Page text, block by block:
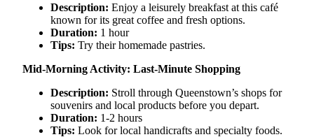
Description: Enjoy a leisurely breakfast at this café
known for its great coffee and fresh options.
Duration: 1 hour
Tips: Try their homemade pastries.
Mid-Morning Activity: Last-Minute Shopping
Description: Stroll through Queenstown’s shops for
souvenirs and local products before you depart.
Duration: 1-2 hours
Tips: Look for local handicrafts and specialty foods.